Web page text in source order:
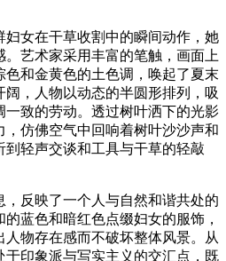
女在干草收割中的瞬间动作，她
艺术家采用丰富的笔触，画面上
和金黄色的土色调，唤起了夏末
阔，人物以动态的半圆形排列，吸
一致的劳动。透过树叶洒下的光影
仿佛空气中回响着树叶沙沙声和
轻声交谈和工具与干草的轻敲
反映了一个人与自然和谐共处的
蓝色和暗红色点缀妇女的服饰，
物存在感而不破坏整体风景。从
于印象派与写实主义的交汇点，既